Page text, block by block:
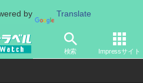
by Translate
検索 Impressサイト
官庁 その他